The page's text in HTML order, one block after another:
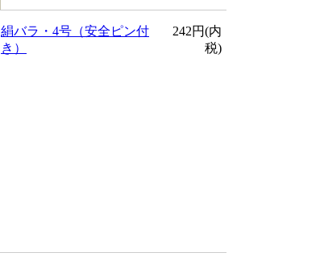
絹バラ・4号（安全ピン付
き）
242円(内
税)